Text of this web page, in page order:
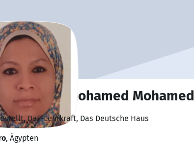
Ibrahim Mohamed Mohamed
DaF-Lehrkraft, Das Deutsche Haus
, Ägypten